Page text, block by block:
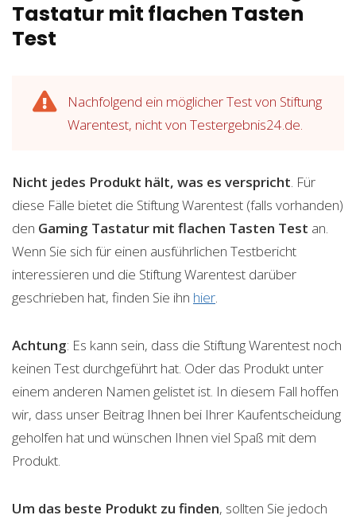
Tastatur mit flachen Tasten
Test
Nachfolgend ein möglicher Test von Stiftung
Warentest, nicht von Testergebnis24.de.
Nicht jedes Produkt hält, was es verspricht. Für
diese Fälle bietet die Stiftung Warentest (falls vorhanden)
den Gaming Tastatur mit flachen Tasten Test an.
Wenn Sie sich für einen ausführlichen Testbericht
interessieren und die Stiftung Warentest darüber
geschrieben hat, finden Sie ihn hier.
Achtung: Es kann sein, dass die Stiftung Warentest noch
keinen Test durchgeführt hat. Oder das Produkt unter
einem anderen Namen gelistet ist. In diesem Fall hoffen
wir, dass unser Beitrag Ihnen bei Ihrer Kaufentscheidung
geholfen hat und wünschen Ihnen viel Spaß mit dem
Produkt.
Um das beste Produkt zu finden, sollten Sie jedoch